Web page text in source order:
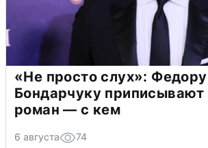
«Не просто слух»: Федору
Бондарчуку приписывают
роман — с кем
6 августа 74